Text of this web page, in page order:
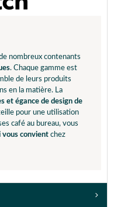
nombreux contenants
. Chaque gamme est
de leurs produits
en la matière. La
et égance de design de
pour une utilisation
café au bureau, vous
vous convient chez